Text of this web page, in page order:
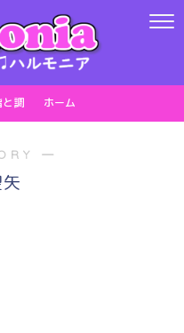
と調 ホーム
―